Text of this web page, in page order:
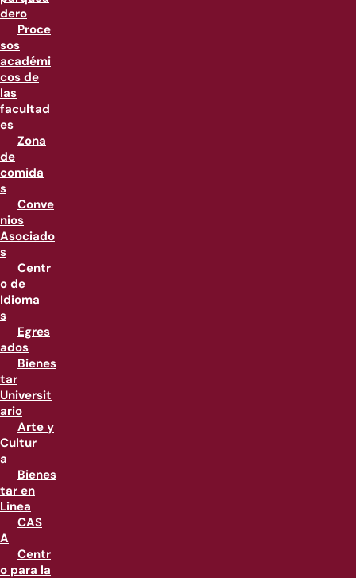
dero
Proce
sos
académi
cos de
las
facultad
es
Zona
de
comida
s
Conve
nios
Asociado
s
Centr
o de
Idioma
s
Egres
ados
Bienes
tar
Universit
ario
Arte y
Cultur
a
Bienes
tar en
Linea
CAS
A
Centr
o para la